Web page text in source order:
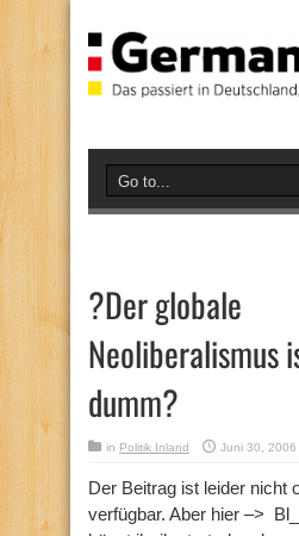
?Der globale
Neoliberalismus
dumm?
in Politik Inland Juni 30, 2006
Der Beitrag ist leider nicht
verfügbar. Aber hier –>